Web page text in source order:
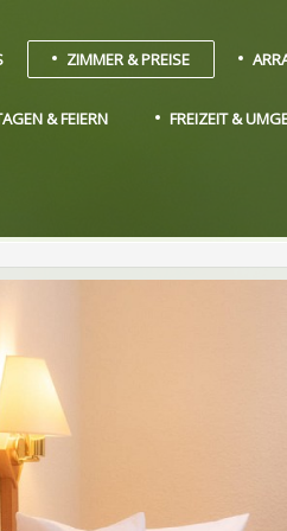
ZIMMER & PREISE
& FEIERN FREIZEIT &